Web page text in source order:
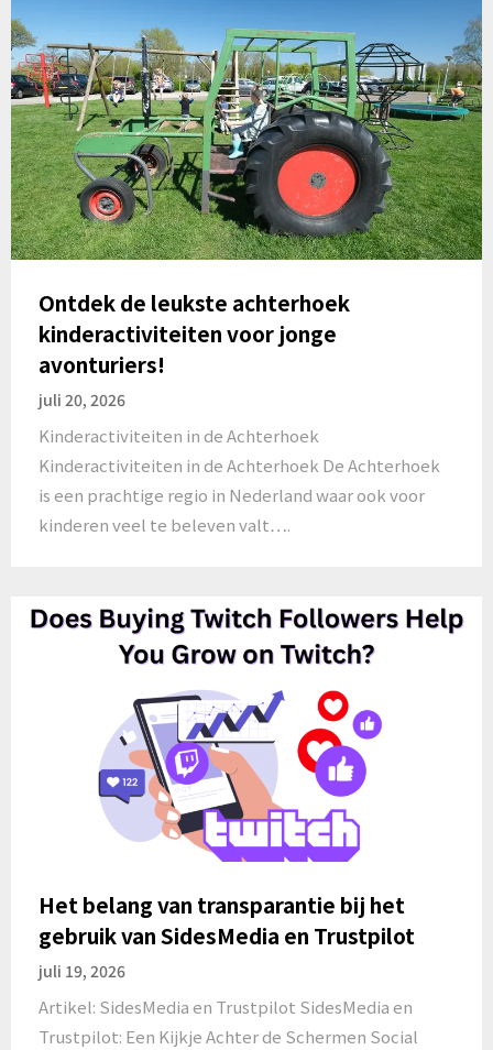
Ontdek de leukste achterhoek
kinderactiviteiten voor jonge
avonturiers!
juli 20, 2026
Kinderactiviteiten in de Achterhoek
Kinderactiviteiten in de Achterhoek De Achterhoek
is een prachtige regio in Nederland waar ook voor
kinderen veel te beleven valt….
Het belang van transparantie bij het
gebruik van SidesMedia en Trustpilot
juli 19, 2026
Artikel: SidesMedia en Trustpilot SidesMedia en
Trustpilot: Een Kijkje Achter de Schermen Social